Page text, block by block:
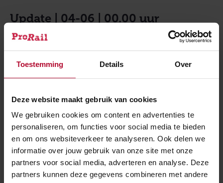
Toestemming Details Over
Deze website maakt gebruik van cookies
We gebruiken cookies om content en advertenties te
personaliseren, om functies voor social media te bieden
en om ons websiteverkeer te analyseren. Ook delen we
informatie over jouw gebruik van onze site met onze
partners voor social media, adverteren en analyse. Deze
partners kunnen deze gegevens combineren met andere
Update | 04-06 | 00.00 uur
De treinen van en naar Amsterdam gaan vanavond
helaas niet meer rijden. De storing bij de
verkeersleidingspost hebben we nog niet kunnen
oplossen. Dit is heel vervelend voor reizigers die hier
alternatief vervoer te regelen.
De verwachting is dat de storing ook impact heeft op
de start van de treindienst morgenvoeg. Raadpleeg
morgenochtend de NS-app voor reisadvies.